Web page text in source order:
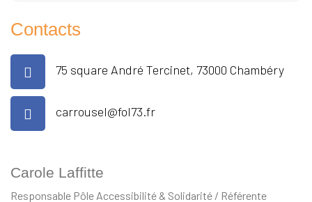
Contacts
75 square André Tercinet, 73000 Chambéry
carrousel@fol73.fr
Carole Laffitte
Responsable Pôle Accessibilité & Solidarité / Référente